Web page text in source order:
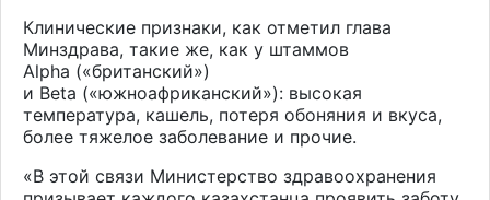
Клинические признаки, как отметил глава
Минздрава, такие же, как у штаммов
Alpha («британский»)
и Beta («южноафриканский»): высокая
температура, кашель, потеря обоняния и вкуса,
более тяжелое заболевание и прочие.
«В этой связи Министерство здравоохранения